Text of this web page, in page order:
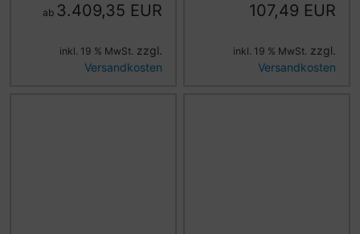
ab 3.409,35 EUR
inkl. 19 % MwSt. zzgl.
Versandkosten
107,49 EUR
inkl. 19 % MwSt. zzgl.
Versandkosten